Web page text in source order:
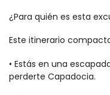
¿Para quién es esta
Este itinerario
• Estás en una
perderte Capadocia.